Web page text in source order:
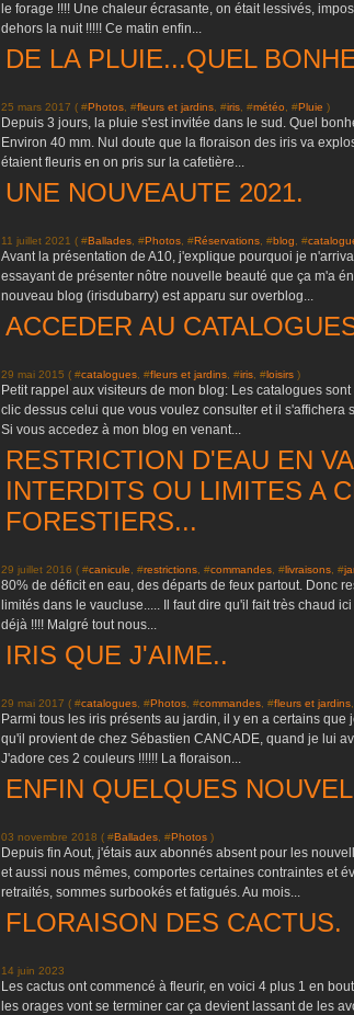
le forage !!!! Une chaleur écrasante, on était lessivés,
dehors la nuit !!!!! Ce matin enfin...
DE LA PLUIE...QUEL
25 mars 2017 ( #Photos , #fleurs et jardins , #iris , #météo , #Pluie )
Depuis 3 jours, la pluie s'est invitée dans le sud. Quel
Environ 40 mm. Nul doute que la floraison des iris va
étaient fleuris en on pris sur la cafetière...
UNE NOUVEAUTE 2021.
11 juillet 2021 ( #Ballades , #Photos , #Réservations , #blog , #
Avant la présentation de A10, j'explique pourquoi je
essayant de présenter nôtre nouvelle beauté que ça m'a
nouveau blog (irisdubarry) est apparu sur overblog...
ACCEDER AU
29 mai 2015 ( #catalogues , #fleurs et jardins , #iris , #loisirs )
Petit rappel aux visiteurs de mon blog: Les catalogues
clic dessus celui que vous voulez consulter et il s'affichera
Si vous accedez à mon blog en venant...
RESTRICTION D'EAU EN
INTERDITS OU LIMITES A
FORESTIERS...
29 juillet 2016 ( #canicule , #restrictions , #commandes , #livraisons , #
80% de déficit en eau, des départs de feux partout. Donc
limités dans le vaucluse..... Il faut dire qu'il fait très chaud
déjà !!!! Malgré tout nous...
IRIS QUE J'AIME..
29 mai 2017 ( #catalogues , #Photos , #commandes , #fleurs et jardins
Parmi tous les iris présents au jardin, il y en a certains que
qu'il provient de chez Sébastien CANCADE, quand je lui
J'adore ces 2 couleurs !!!!!! La floraison...
ENFIN QUELQUES
03 novembre 2018 ( #Ballades , #Photos )
Depuis fin Aout, j'étais aux abonnés absent pour les
et aussi nous mêmes, comportes certaines contraintes et
retraités, sommes surbookés et fatigués. Au mois...
FLORAISON DES CACTUS.
14 juin 2023
Les cactus ont commencé à fleurir, en voici 4 plus 1 en
les orages vont se terminer car ça devient lassant de les